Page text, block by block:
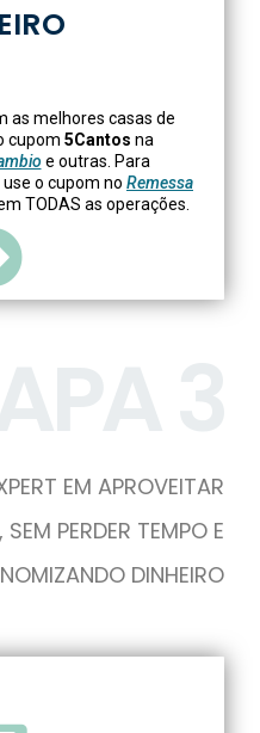
as melhores casas de
cupom 5Cantos na
e outras. Para
o cupom no Remessa
TODAS as operações.
EM APROVEITAR
PERDER TEMPO E
DINHEIRO